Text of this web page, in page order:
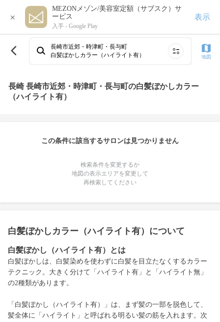
×
MEZONメゾン/美容室定額（サブスク）サ
ービス
入手 - Google Play
表示
長崎市近郊・時津町・長与町
白髪ぼかしカラー（ハイライト有）
地図
長崎 長崎市近郊・時津町・長与町の白髪ぼかしカラー
（ハイライト有）
この条件に該当するサロンは見つかりません
検索条件を変更するか
地図の表示エリアを変更して
再検索してください
白髪ぼかしカラー（ハイライト有）について
白髪ぼかし（ハイライト有）とは
白髪ぼかしは、白髪染めを使わずに白髪を目立たなくするカラー
テクニック。大きく分けて「ハイライト有」と「ハイライト無」
の2種類があります。
「白髪ぼかし（ハイライト有）」は、まず髪の一部を脱色して、
髪全体に「ハイライト」と呼ばれる明るい髪の筋を入れます。次